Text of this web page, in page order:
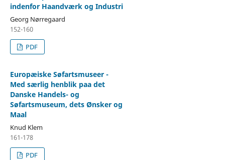
indenfor Haandværk og Industri
Georg Nørregaard
152-160
PDF
Europæiske Søfartsmuseer -
Med særlig henblik paa det
Danske Handels- og
Søfartsmuseum, dets Ønsker og
Maal
Knud Klem
161-178
PDF